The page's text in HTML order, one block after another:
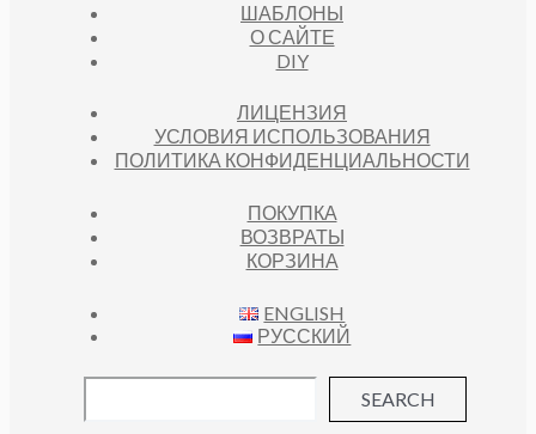
ШАБЛОНЫ
О САЙТЕ
DIY
ЛИЦЕНЗИЯ
УСЛОВИЯ ИСПОЛЬЗОВАНИЯ
ПОЛИТИКА КОНФИДЕНЦИАЛЬНОСТИ
ПОКУПКА
ВОЗВРАТЫ
КОРЗИНА
ENGLISH
РУССКИЙ
SEARCH